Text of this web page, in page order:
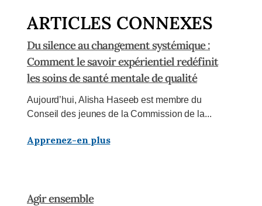
ARTICLES CONNEXES
Du silence au changement systémique :
Comment le savoir expérientiel redéfinit
les soins de santé mentale de qualité
Aujourd’hui, Alisha Haseeb est membre du
Conseil des jeunes de la Commission de la...
Apprenez-en plus
Agir ensemble